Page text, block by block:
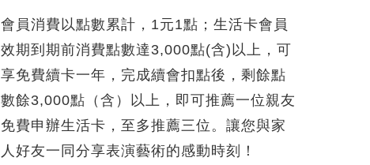
會員消費以點數累計，1元1點；生活卡會員
效期到期前消費點數達3,000點(含)以上，可
享免費續卡一年，完成續會扣點後，剩餘點
數餘3,000點（含）以上，即可推薦一位親友
免費申辦生活卡，至多推薦三位。讓您與家
人好友一同分享表演藝術的感動時刻！